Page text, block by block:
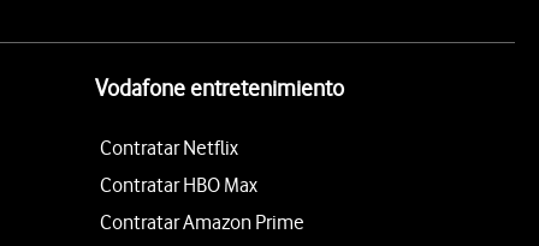
Vodafone entretenimiento
Contratar Netflix
Contratar HBO Max
Contratar Amazon Prime